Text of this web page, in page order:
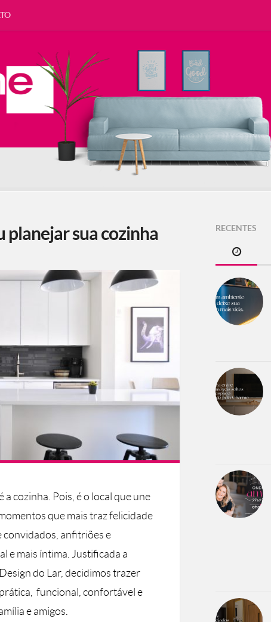
planejar sua cozinha
a cozinha. Pois, é o local que une
que mais traz felicidade
convidados, anfitriões e
e mais íntima. Justificada a
do Lar, decidimos trazer
funcional, confortável e
e amigos.
RECENTES